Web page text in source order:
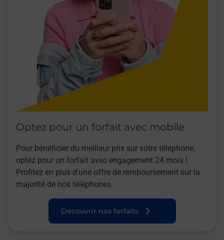
Optez pour un forfait avec mobile
Pour bénéficier du meilleur prix sur votre téléphone,
optez pour un forfait avec engagement 24 mois !
Profitez en plus d’une offre de remboursement sur la
majorité de nos téléphones.
Découvrir nos forfaits